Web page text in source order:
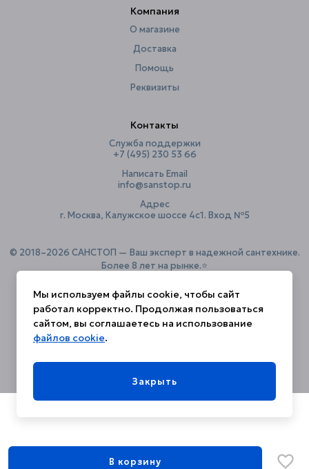
В корзину
Компания
О магазине
Доставка
Помощь
Реквизиты
Контакты
Служба поддержки
+7 (495) 230 53 66
Написать Email
info@sanstop.ru
Адрес
г. Москва, Калужское шоссе 4с1. Вход №5
© 2018–2026 САНСТОП — Ваш эксперт в надежной сантехнике.
Более 8 лет на рынке.⭐️
Политика конфиденциальности
Мы используем файлы cookie, чтобы сайт
работал корректно. Продолжая пользоваться
сайтом, вы соглашаетесь на использование
файлов cookie.
Закрыть